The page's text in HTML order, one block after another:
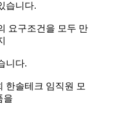
습니다.
요구조건을 모두 만
니다.
한솔테크 임직원 모
을